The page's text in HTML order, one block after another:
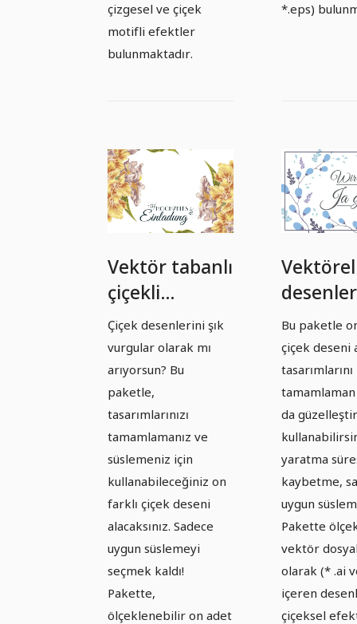
çizgesel ve çiçek
motifli efektler
bulunmaktadır.
*.eps)
Vektör tabanlı
çiçekli
efektler ve
illüstrasyonlar
- Paket 3
Çiçek desenlerini şık
vurgular olarak mı
arıyorsun? Bu
paketle,
tasarımlarınızı
tamamlamanız ve
süslemeniz için
kullanabileceğiniz on
farklı çiçek deseni
alacaksınız. Sadece
uygun süslemeyi
seçmek kaldı!
Pakette,
ölçeklenebilir on adet
- Paket 4
Bu paketle
çiçek deseni
tasarımlarını
da
yaratma
kaybetme,
uygun
Pakette
vektör
olarak (* .ai
içeren
çiçeksel